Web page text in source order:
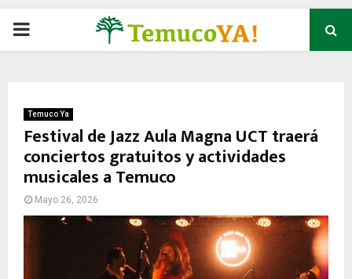
P
M
A
R
Temuco Ya
Festival de Jazz Aula Magna UCT traerá
conciertos gratuitos y actividades
musicales a Temuco
Mayo 26, 2026